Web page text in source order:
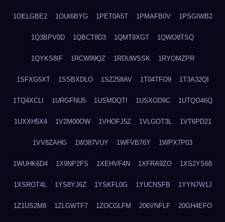
1OELGBE2 1OUI6BYG 1PET0A5T 1PMAFB0V 1PSGIWB2
1Q3BPV0D 1QBCT8D3 1QMT9XGT 1QWO8TSQ
1QYKS8IF 1RCW99QZ 1RDUWSSK 1RYOMZPR
1SFXG5XT 1SSBXDLO 1SZ258AV 1T04TFO9 1T3A32QI
1TQ4XCLI 1URGFNU5 1USMDQTI 1USXOD9C 1UTQO46Q
1UXXH5X4 1V2M00OW 1VHOFJ5Z 1VLGOT3L 1VT6PD21
1VV8ZAHG 1W387VUY 1WFVB76Y 1WPX7P03
1WUHK6D4 1X9NP2FS 1XEHVF4N 1XFRA9ZO 1XS2YS68
1XSROT4L 1YS8YJ6Z 1YSKFL0G 1YUCNSFB 1YYN7W1J
1Z1US2M8 1ZLGWTF7 1ZOCGLFM 206VNFLF 20GH4EFO